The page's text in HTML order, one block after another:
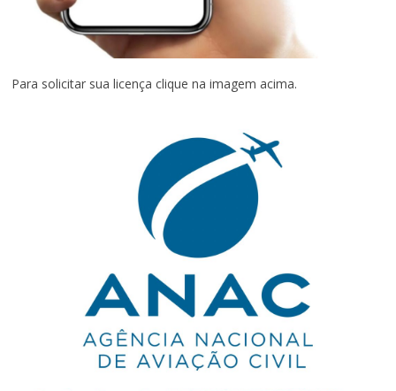
Para solicitar sua licença clique na imagem acima.